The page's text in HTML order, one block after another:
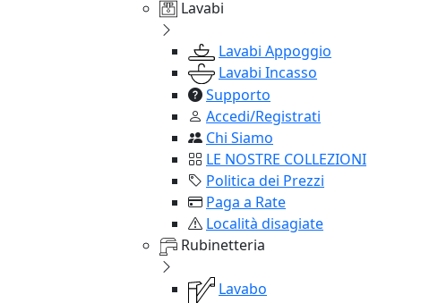
Lavabi
Lavabi Appoggio
Lavabi Incasso
Supporto
Accedi/Registrati
Chi Siamo
LE NOSTRE COLLEZIONI
Politica dei Prezzi
Paga a Rate
Località disagiate
Rubinetteria
Lavabo